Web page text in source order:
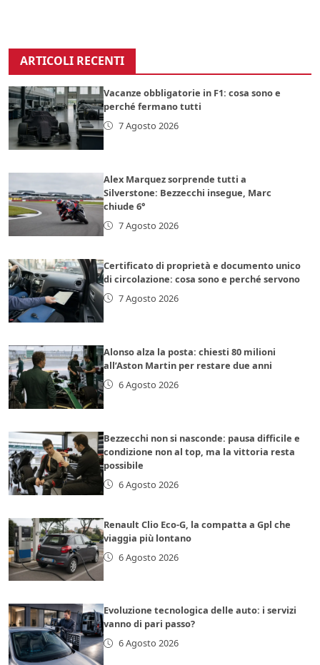
ARTICOLI RECENTI
Vacanze obbligatorie in F1: cosa sono e
perché fermano tutti
7 Agosto 2026
Alex Marquez sorprende tutti a
Silverstone: Bezzecchi insegue, Marc
chiude 6°
7 Agosto 2026
Certificato di proprietà e documento unico
di circolazione: cosa sono e perché servono
7 Agosto 2026
Alonso alza la posta: chiesti 80 milioni
all’Aston Martin per restare due anni
6 Agosto 2026
Bezzecchi non si nasconde: pausa difficile e
condizione non al top, ma la vittoria resta
possibile
6 Agosto 2026
Renault Clio Eco-G, la compatta a Gpl che
viaggia più lontano
6 Agosto 2026
Evoluzione tecnologica delle auto: i servizi
vanno di pari passo?
6 Agosto 2026